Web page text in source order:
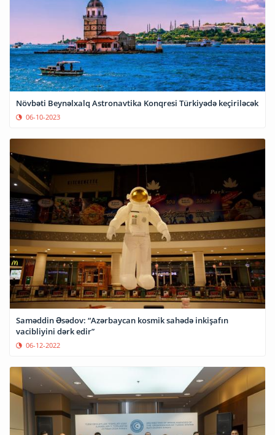
Növbəti Beynəlxalq Astronavtika Konqresi Türkiyədə keçiriləcək
06-10-2023
Saməddin Əsədov: “Azərbaycan kosmik sahədə inkişafın
vacibliyini dərk edir”
06-12-2022